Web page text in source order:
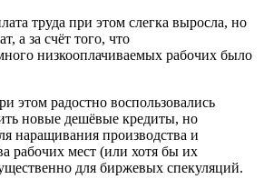
труда при этом слегка выросла, но
а за счёт того, что
низкооплачиваемых рабочих было
этом радостно воспользовались
новые дешёвые кредиты, но
наращивания производства и
рабочих мест (или хотя бы их
для биржевых спекуляций.